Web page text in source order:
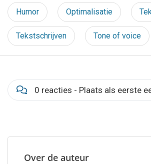
Humor Optimalisatie
Tekstschrijven Tone of voice
0 reacties - Plaats als eerste
Over de auteur